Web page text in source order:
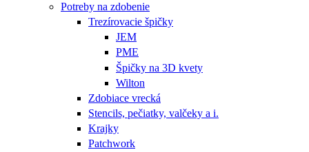
Potreby na zdobenie
Trezírovacie špičky
JEM
PME
Špičky na 3D kvety
Wilton
Zdobiace vrecká
Stencils, pečiatky, valčeky a i.
Krajky
Patchwork